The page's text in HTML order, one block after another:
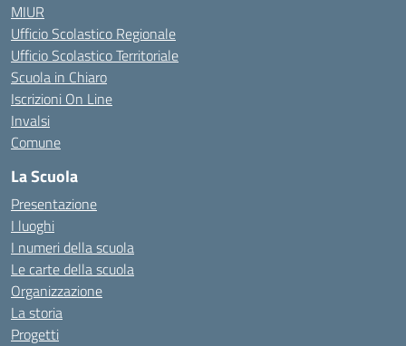
MIUR
Ufficio Scolastico Regionale
Ufficio Scolastico Territoriale
Scuola in Chiaro
Iscrizioni On Line
Invalsi
Comune
La Scuola
Presentazione
I luoghi
I numeri della scuola
Le carte della scuola
Organizzazione
La storia
Progetti